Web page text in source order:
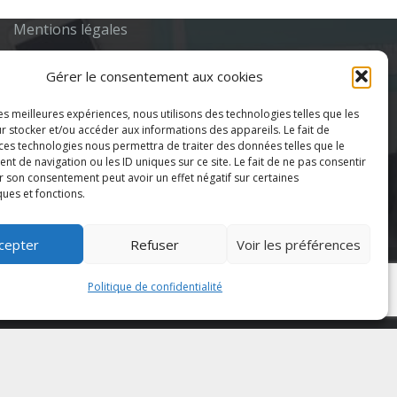
Gérer le consentement aux cookies
meilleures expériences, nous utilisons des technologies telles que les
stocker et/ou accéder aux informations des appareils. Le fait de
technologies nous permettra de traiter des données telles que le
de navigation ou les ID uniques sur ce site. Le fait de ne pas consentir
son consentement peut avoir un effet négatif sur certaines
et fonctions.
Refuser Voir les préférences
Politique de confidentialité
Mentions légales